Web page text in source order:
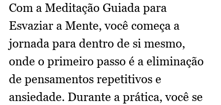
Com a Meditação Guiada para
Esvaziar a Mente, você começa a
jornada para dentro de si mesmo,
onde o primeiro passo é a eliminação
de pensamentos repetitivos e
ansiedade. Durante a prática, você se